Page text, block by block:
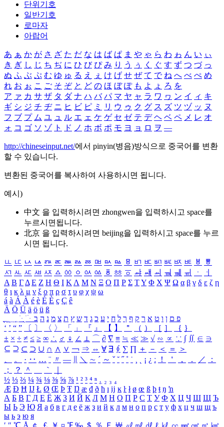
단위기호
일반기호
로마자
아랍어
あ ぁ か が さ ざ た だ な は ば ぱ ま や ゃ ら わ ゎ ん い ぃ
き ぎ し じ ち ぢ に ひ び ぴ み り う ぅ く ぐ す ず つ づ っ
ぬ ふ ぶ ぷ む ゆ ゅ る え ぇ け げ せ ぜ て で ね へ べ ぺ め
れ お ぉ こ ご そ ぞ と ど の ほ ぼ ぽ も よ ょ ろ を
ア ァ カ サ ザ タ ダ ナ ハ バ パ マ ヤ ャ ラ ワ ヮ ン イ ィ キ
ギ シ ジ チ ヂ ニ ヒ ビ ピ ミ リ ウ ゥ ク グ ス ズ ツ ヅ ッ ヌ
フ ブ プ ム ユ ュ ル エ ェ ケ ゲ セ ゼ テ デ ヘ ベ ペ メ レ オ
ォ コ ゴ ソ ゾ ト ド ノ ホ ボ ポ モ ヨ ョ ロ ヲ ―
http://chineseinput.net/에서 pinyin(병음)방식으로 중국어를 변환
할 수 있습니다.
변환된 중국어를 복사하여 사용하시면 됩니다.
예시)
中文 을 입력하시려면 zhongwen을 입력하시고 space를
누르시면됩니다.
北京 을 입력하시려면 beijing을 입력하시고 space를 누르
시면 됩니다.
ㅥ ㅦ ㅧ ㅨ ㅩ ㅪ ㅫ ㅬ ㅭ ㅮ ㅯ ㅰ ㅱ ㅲ ㅳ ㅴ ㅵ ㅶ ㅷ ㅸ
ㅹ
ㅺ ㅻ ㅼ ㅽ ㅾ ㅿ ㆀ ㆁ ㆂ ㆃ ㆄ ㆅ ㆆ ㆇ ㆈ ㆉ ㆊ ㆋ ㆌ ㆍ
ㆎ
Α Β ΓΔ Ε Ζ Η Θ Ι ΚΛ Μ Ν Ξ Ο Π Ρ Σ ΤΥ Φ Χ Ψ Ω α β γ δ ε ζ η
θ ι κ λ μ ν ξ ο π ρ σ τ υ φ χ ψ ω
á à Á À é è É È ç Ç ê
Ä Ö Ü ä ö ü ß
ִֶֹ ֻּ ׁׂ פ ם ן ו ט א ר ק ף ך ל ח י ע כ ג ד ש ץ ת צ מ נ ה ב
‘ ’ “ ” 〔 〕 〈 〉 「 」 『 』 【 】 ＂ （ ） ［ ］ ｛ ｝
± × ÷ ≠ ≤ ≥ ∞ ∴ ♂ ♀ ∠ ⊥ ⌒ ∂ ∇ ≡ ≒ ≪ ≫ √ ∽ ∝ ∵ ∫ ∬ ∈ ∋
⊆ ⊇ ⊂ ⊃ ∪ ∩ ∧ ∨ ￢ ⇒ ⇔ ∀ ∃ ∮ ∑ ∏ ＋ － ＜ ＝
＞
、
。 · ‥ … ¨ 〃 ― ＼ ∼ ´ ～ ˇ ˘ ˝ ˚ ˙ ¸ ¡ ¿ ː ！ ＇ ， ． ／
：
；
？ ＾ ｀
½ ⅓ ⅔ ¼ ¾ ⅛ ⅜ ⅝ ⅞ ¹ ² ³ ⁴ ⁿ ₁ ₂ ₃ ₄
Æ Ð Ħ Ĳ Ł Ø Œ Þ Ŧ Ŋ æ đ ð ħ ı ĳ ĸ ŀ ł ø œ ß þ ŧ ŋ ŉ
А Б В Г Д Е Ё Ж З И Й К Л М Н О П Р С Т У Ф Х Ц Ч Ш Щ Ъ
Ы Ь Э Ю Я а б в г д е ё ж з и й к л м н о п р с т у ф х ц ч ш щ ъ
ы ь э ю я